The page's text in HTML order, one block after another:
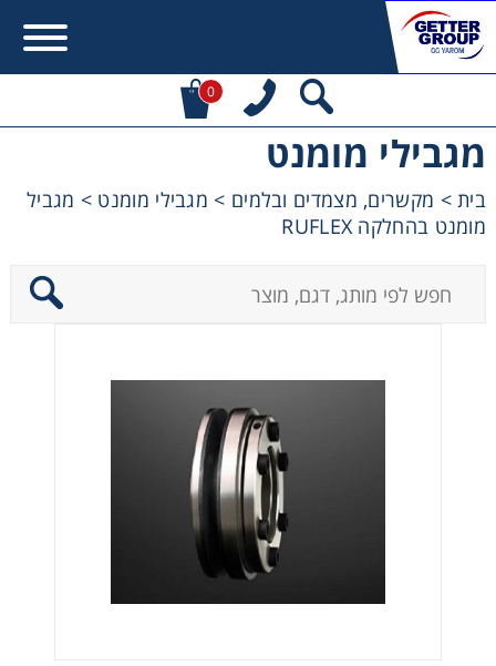
0
מגבילי מומנט
בית> מקשרים, מצמדים ובלמים > מגבילי מומנט > מגביל
מומנט בהחלקה RUFLEX
Contact form not found.
מעונין לקבל הצעת מחיר או מידע עבור:
מקשרים, מצמדים ובלמים
שרשראות, גלגלי שרשרת וגלגלי שיניים
רצועות וי, רצועות תזמון וגלגלים